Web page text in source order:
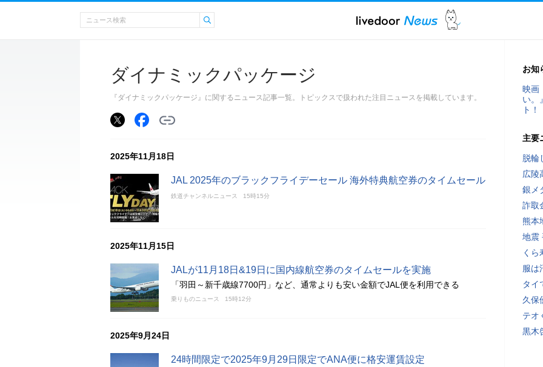
ダイナミックパッケージ
『ダイナミックパッケージ』に関するニュース記事一覧。トピックスで扱われた注目ニュースを掲載しています。
2025年11月18日
JAL 2025年のブラックフライデーセール 海外特典航空券のタイムセール
鉄道チャンネルニュース 15時15分
2025年11月15日
JALが11月18日&19日に国内線航空券のタイムセールを実施
「羽田～新千歳線7700円」など、通常よりも安い金額でJAL便を利用できる
乗りものニュース 15時12分
2025年9月24日
24時間限定で2025年9月29日限定でANA便に格安運賃設定
お知
映画
い。
ト！
主要
脱輪
広陵
銀メ
詐取
熊本
地震
くら
服は
タイ
久保
テオ
黒木